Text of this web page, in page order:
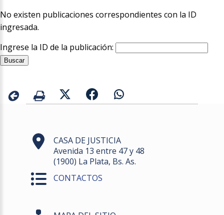
No existen publicaciones correspondientes con la ID
ingresada.
Ingrese la ID de la publicación:
CASA DE JUSTICIA
Avenida 13 entre 47 y 48
(1900) La Plata, Bs. As.
CONTACTOS